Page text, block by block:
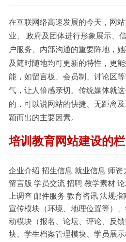
在互联网络高速发展的今天，网
业、 政府及团体进行形象展示、
户服务、内部沟通的重要阵地，
及随时随地均可更新的特性，更
能，如留言板、会员制、讨论区
气，让人倍感亲切。传统媒体就
的，可以说网站的快捷、无距离
颖而出的主要因素。
培训教育网站建设的
企业介绍 招生信息 就业信息 师
留言版 学员交流 招聘 教学素材
上调查 邮件服务 教育咨讯 法规
宣传模块（环境、地理位置等）
动模块（报名、论坛、评论、反
块、学生档案管理模块、学员展示